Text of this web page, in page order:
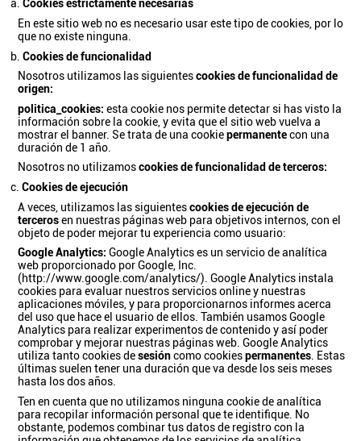
Cookies estrictamente necesarias
En este sitio web no es necesario usar este tipo de cookies, por lo
que no existe ninguna.
Cookies de funcionalidad
Nosotros utilizamos las siguientescookies de funcionalidad de
origen:
politica_cookies: esta cookie nos permite detectar si has visto la
información sobre la cookie, y evita que el sitio web vuelva a
mostrar el banner. Se trata de una cookiepermanentecon una
duración de 1 año.
Nosotros no utilizamoscookies de funcionalidad de terceros:
Cookies de ejecución
A veces, utilizamos las siguientescookies de ejecución de
tercerosen nuestras páginas web para objetivos internos, con el
objeto de poder mejorar tu experiencia como usuario:
Google Analytics: Google Analytics es un servicio de analítica
web proporcionado por Google, Inc.
(http://www.google.com/analytics/). Google Analytics instala
cookies para evaluar nuestros servicios online y nuestras
aplicaciones móviles, y para proporcionarnos informes acerca
del uso que hace el usuario de ellos. También usamos Google
Analytics para realizar experimentos de contenido y así poder
comprobar y mejorar nuestras páginas web. Google Analytics
utiliza tanto cookies desesióncomo cookiespermanentes. Estas
últimas suelen tener una duración que va desde los seis meses
hasta los dos años.
Ten en cuenta que no utilizamos ninguna cookie de analítica
para recopilar información personal que te identifique. No
obstante, podemos combinar tus datos de registro con la